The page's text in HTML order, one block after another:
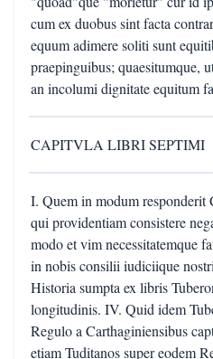
cum ex duobus sint facta
equum adimere soliti sunt
praepinguibus; quaesitumque,
an incolumi dignitate equitum
CAPITVLA LIBRI SEPTIMI
I. Quem in modum responderit
qui providentiam consistere
modo et vim necessitatemque
in nobis consilii iudiciique
Historia sumpta ex libris
longitudinis. IV. Quid idem
Regulo a Carthaginiensibus
etiam Tuditanos super eodem